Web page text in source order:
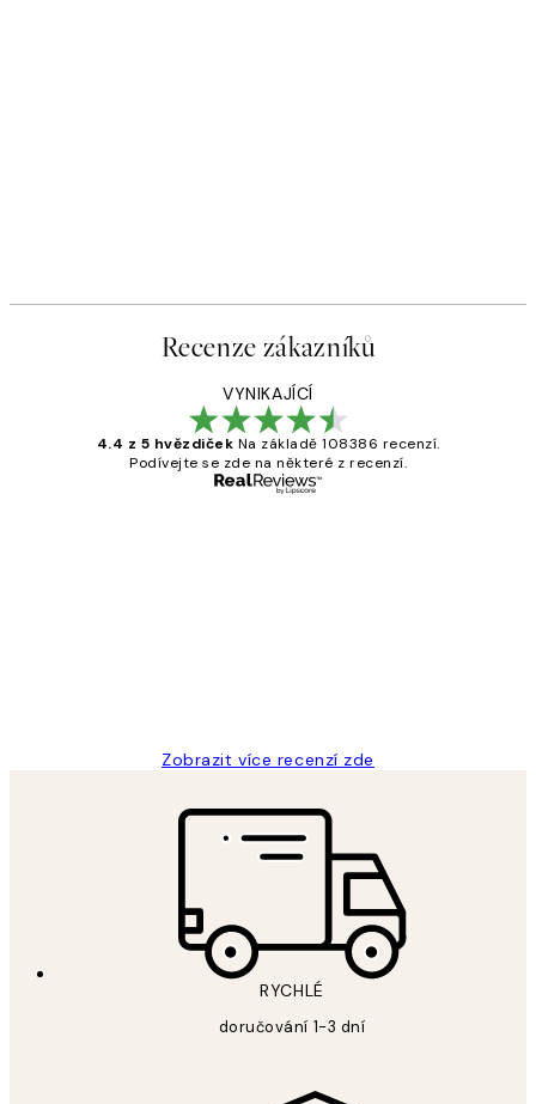
Recenze zákazníků
VYNIKAJÍCÍ
4.4 z 5 hvězdiček Na základě 108386 recenzí.
Podívejte se zde na některé z recenzí.
Zobrazit více recenzí zde
RYCHLÉ
doručování 1-3 dní